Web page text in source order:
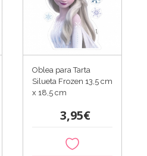
Oblea para Tarta
Silueta Frozen 13,5 cm
x 18,5 cm
3,95€